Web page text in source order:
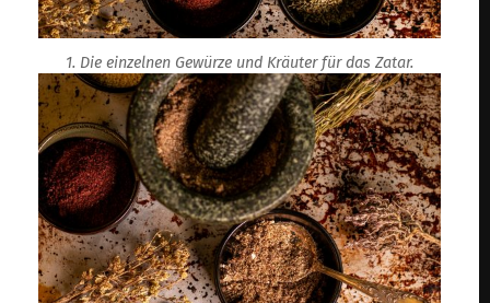
1. Die einzelnen Gewürze und Kräuter für das Zatar.